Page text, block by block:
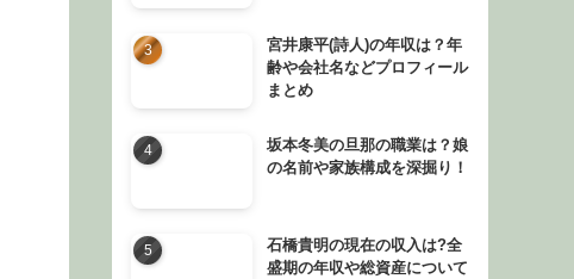
宮井康平(詩人)の年収は？年
齢や会社名などプロフィール
まとめ
坂本冬美の旦那の職業は？娘
の名前や家族構成を深掘り！
石橋貴明の現在の収入は?全
盛期の年収や総資産について